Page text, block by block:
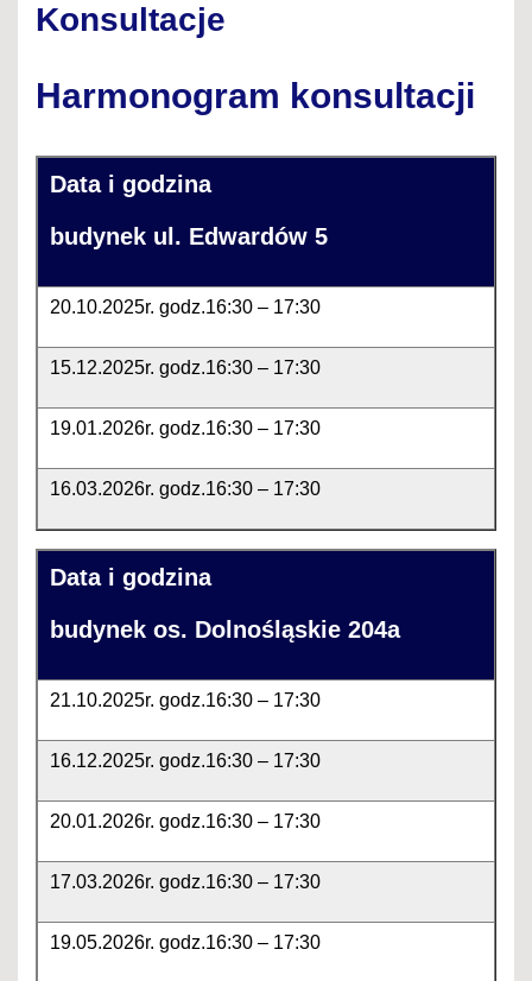
Konsultacje
Harmonogram konsultacji
Data i godzina
budynek ul. Edwardów 5
20.10.2025r. godz.16:30 – 17:30
15.12.2025r. godz.16:30 – 17:30
19.01.2026r. godz.16:30 – 17:30
16.03.2026r. godz.16:30 – 17:30
18.05.2026r. godz.16:30 – 17:30
Data i godzina
budynek os. Dolnośląskie 204a
21.10.2025r. godz.16:30 – 17:30
16.12.2025r. godz.16:30 – 17:30
20.01.2026r. godz.16:30 – 17:30
17.03.2026r. godz.16:30 – 17:30
19.05.2026r. godz.16:30 – 17:30